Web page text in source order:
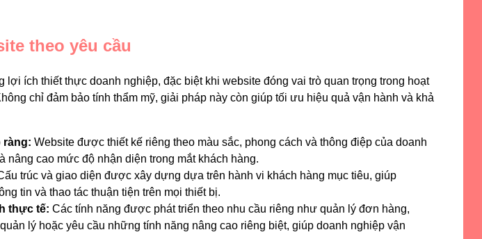
theo yêu cầu
ích thiết thực doanh nghiệp, đặc biệt khi website đóng vai trò quan trọng trong hoạt
chỉ đảm bảo tính thẩm mỹ, giải pháp này còn giúp tối ưu hiệu quả vận hành và khả
ràng: Website được thiết kế riêng theo màu sắc, phong cách và thông điệp của doanh
nâng cao mức độ nhận diện trong mắt khách hàng.
trúc và giao diện được xây dựng dựa trên hành vi khách hàng mục tiêu, giúp
tin và thao tác thuận tiện trên mọi thiết bị.
thực tế: Các tính năng được phát triển theo nhu cầu riêng như quản lý đơn hàng,
lý hoặc yêu cầu những tính năng nâng cao riêng biệt, giúp doanh nghiệp vận